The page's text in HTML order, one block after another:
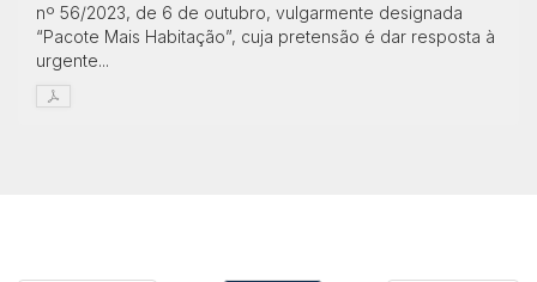
nº 56/2023, de 6 de outubro, vulgarmente designada
“Pacote Mais Habitação”, cuja pretensão é dar resposta à
urgente...